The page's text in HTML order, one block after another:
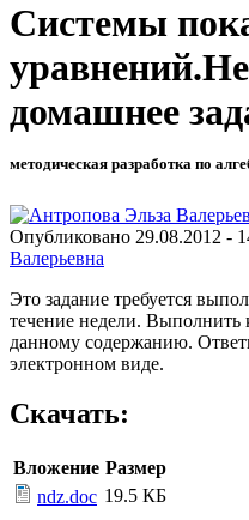
Системы
домашнее
методическая разработка по
Опубликовано 29.08.2012 -
Валерьевна
Это задание требуется
течение недели.
данному содержанию.
электронном виде.
Скачать:
Вложение Размер
ndz.doc 19.5 КБ